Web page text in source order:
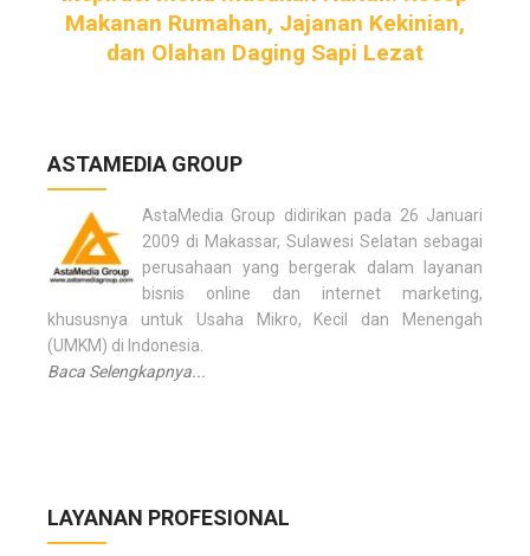
Makanan Rumahan, Jajanan Kekinian,
dan Olahan Daging Sapi Lezat
ASTAMEDIA GROUP
AstaMedia Group didirikan pada 26 Januari
2009 di Makassar, Sulawesi Selatan sebagai
perusahaan yang bergerak dalam layanan
bisnis online dan internet marketing,
khususnya untuk Usaha Mikro, Kecil dan Menengah
(UMKM) di Indonesia.
Baca Selengkapnya...
LAYANAN PROFESIONAL